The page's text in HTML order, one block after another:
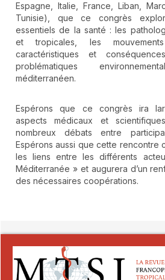
Espagne, Italie, France, Liban,
Tunisie), que ce congrès
essentiels de la santé : les
et tropicales, les
caractéristiques et
problématiques
méditerranéen.
Espérons que ce congrès ira
aspects médicaux et
nombreux débats entre
Espérons aussi que cette rencontre
les liens entre les différents
Méditerranée » et augurera d’un
des nécessaires coopérations.